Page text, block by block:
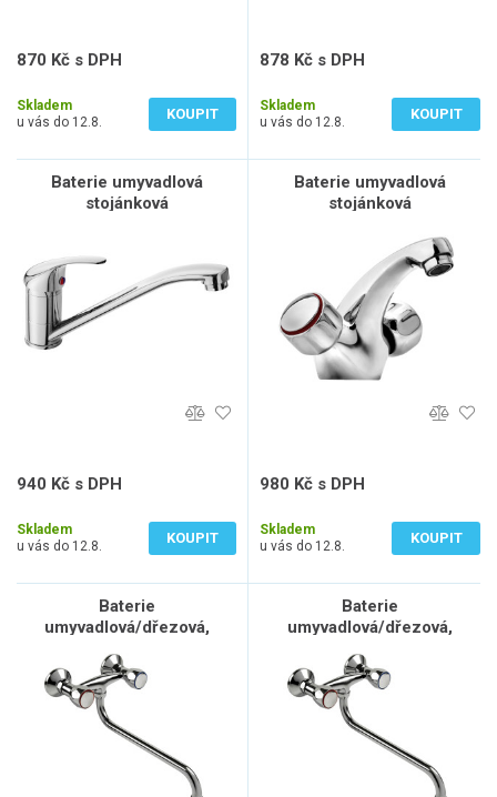
870 Kč s DPH
Skladem
u vás do 12.8.
KOUPIT
878 Kč s DPH
Skladem
u vás do 12.8.
KOUPIT
Baterie umyvadlová
stojánková
940 Kč s DPH
Skladem
u vás do 12.8.
KOUPIT
Baterie umyvadlová
stojánková
980 Kč s DPH
Skladem
u vás do 12.8.
KOUPIT
Baterie
umyvadlová/dřezová,
Baterie
umyvadlová/dřezová,